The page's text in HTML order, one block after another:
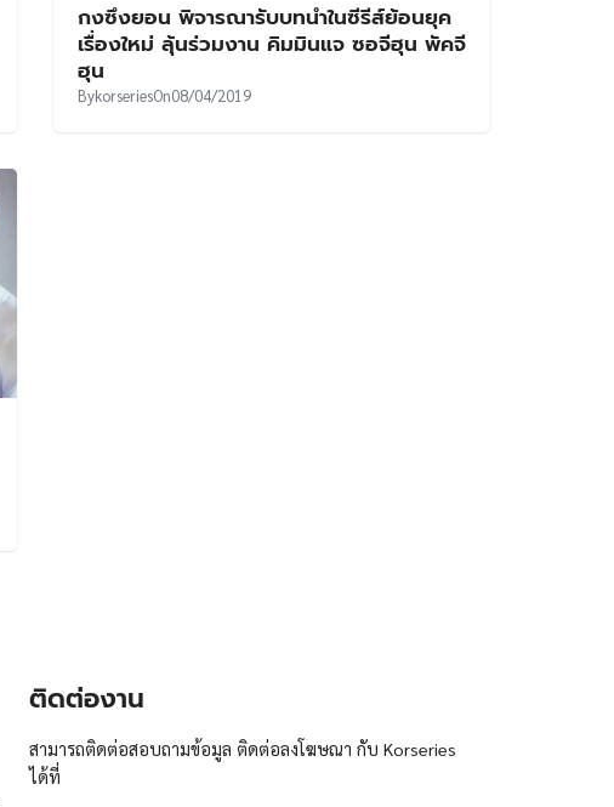
กงซึงยอน พิจารณารับบทนำในซีรีส์ย้อนยุค
เรื่องใหม่ ลุ้นร่วมงาน คิมมินแจ ซอจีฮุน พัคจี
ฮุน
BykorseriesOn08/04/2019
ติดต่องาน
สามารถติดต่อสอบถามข้อมูล ติดต่อลงโฆษณา กับ Korseries
ได้ที่